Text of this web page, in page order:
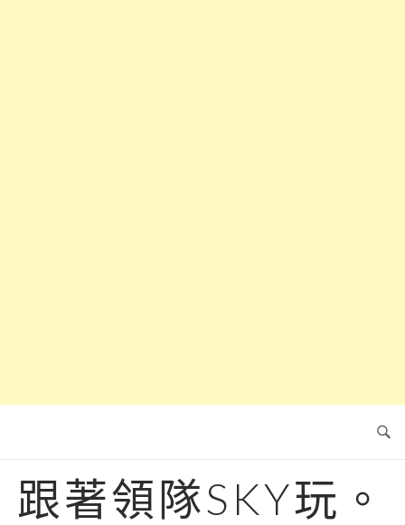
跟著領隊SKY玩。